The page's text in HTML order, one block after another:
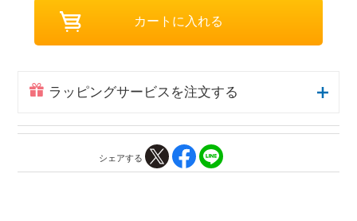
ラッピングサービスを注文する
シェアする